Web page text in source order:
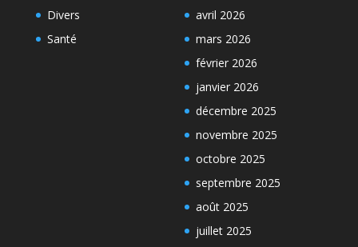
Divers
Santé
avril 2026
mars 2026
février 2026
janvier 2026
décembre 2025
novembre 2025
octobre 2025
septembre 2025
août 2025
juillet 2025